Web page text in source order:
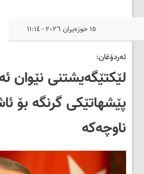
١٥ حوزەیران ٢٠٢٦ - ١١:١٤
ئەردۆغان:
لێکتێگەیشتنی نێوان
پێشهاتێکی گرنگە بۆ
ناوچەکە